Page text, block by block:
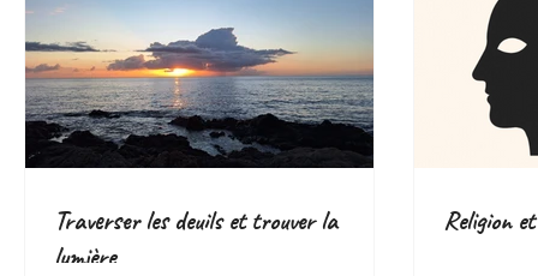
Traverser les deuils et trouver la
lumière
Religion